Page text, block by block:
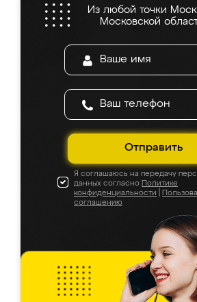
Из любой точки
Московской
Отправить
Я соглашаюсь на передачу
данных согласно Политике
конфиденциальности
соглашению